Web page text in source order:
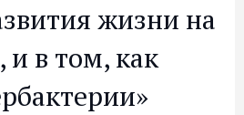
жизни на
и в том, как